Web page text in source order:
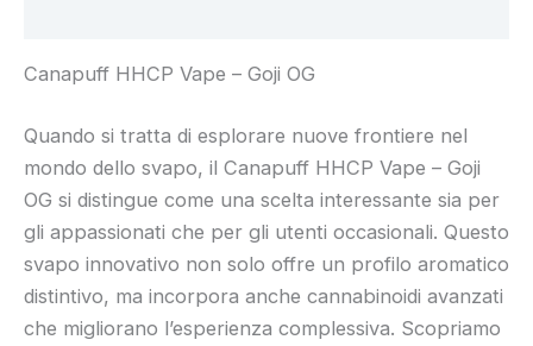
Canapuff HHCP Vape – Goji OG
Quando si tratta di esplorare nuove frontiere nel
mondo dello svapo, il Canapuff HHCP Vape – Goji
OG si distingue come una scelta interessante sia per
gli appassionati che per gli utenti occasionali. Questo
svapo innovativo non solo offre un profilo aromatico
distintivo, ma incorpora anche cannabinoidi avanzati
che migliorano l’esperienza complessiva. Scopriamo